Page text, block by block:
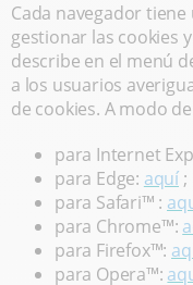
Cada navegador
gestionar las cookies
describe en el menú
a los usuarios
de cookies. A modo
para Internet
para Edge: aquí ;
para Safari™ :
para Chrome™:
para Firefox™:
para Opera™: